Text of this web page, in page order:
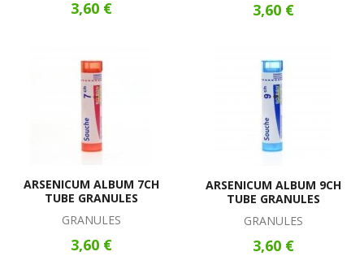
3,60 € 3,60 €
ARSENICUM ALBUM 7CH
TUBE GRANULES
GRANULES
3,60 €
ARSENICUM ALBUM 9CH
TUBE GRANULES
GRANULES
3,60 €